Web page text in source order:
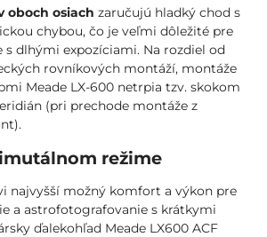
oboch osiach zaručujú hladký chod s
chybou, čo je veľmi dôležité pre
dlhými expozíciami. Na rozdiel od
rovníkových montáží, montáže
Meade LX-600 netrpia tzv. skokom
(pri prechode montáže z
režime
najvyšší možný komfort a výkon pre
a astrofotografovanie s krátkymi
ďalekohľad Meade LX600 ACF